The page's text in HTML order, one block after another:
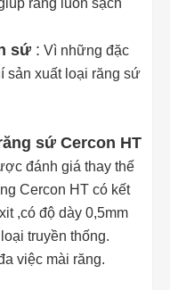
sứ : Vì những đặc
sản xuất loại răng sứ
sứ Cercon HT
đánh giá thay thế
Cercon HT có kết
,có độ dày 0,5mm
truyền thống.
việc mài răng.